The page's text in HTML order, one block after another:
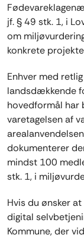
jf. § 49 stk. 1, i
om
konkrete
Enhver med
landsdækkende
hovedformål har
varetagelsen af
dokumenterer
mindst 100
stk. 1, i
Hvis du ønsker
digital
Kommune, der